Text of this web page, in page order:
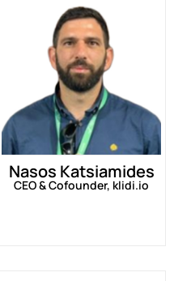
Nasos Katsiamides
CEO & Cofounder, klidi.io